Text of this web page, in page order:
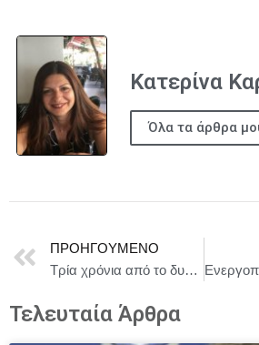
Κατερίνα
Όλα τα άρθρα
ΠΡΟΗΓΟΎΜΕΝΟ
Τρία χρόνια από το δυστύχημα στα Τέμπη – Εκδηλώσεις μνήμης και απεργιακές συγκεντρώσεις διαμαρτυρίας
Τελευταία Άρθρα